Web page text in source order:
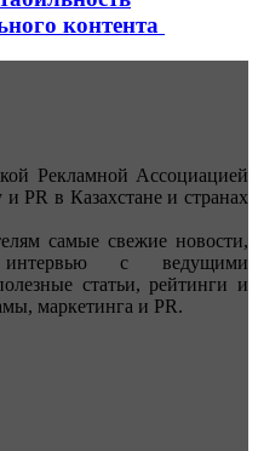
контента
Рекламной Ассоциацией
PR в Казахстане и странах
самые свежие новости,
интервью с ведущими
статьи, рейтинги и
маркетинга и PR.